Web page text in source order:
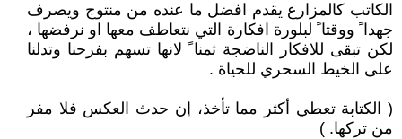
الكاتب كالمزارع يقدم افضل ما عنده من منتوج ويصرف
جهدا ً ووقتا ً لبلورة افكارة التي نتعاطف معها او نرفضها ،
لكن تبقى للافكار الناضجة ثمنا ً لانها تسهم بفرحنا وتدلنا
على الخيط السحري للحياة .
( الكتابة تعطي أكثر مما تأخذ، إن حدث العكس فلا مفر
من تركها. )